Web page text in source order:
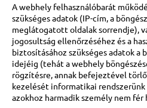
A webhely felhasználóbarát
szükséges adatok (IP-cím, a
meglátogatott oldalak sorrendje),
jogosultság ellenőrzéséhez és a
biztosításához szükséges adatok a
idejéig (tehát a webhely
rögzítésre, annak befejeztével
kezelését informatikai rendszerünk
azokhoz harmadik személy nem fér